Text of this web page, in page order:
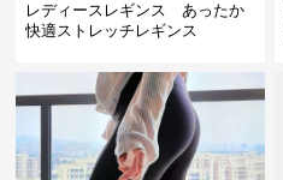
レディースレギンス あったか
快適ストレッチレギンス